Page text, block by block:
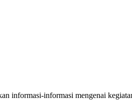
informasi-informasi mengenai